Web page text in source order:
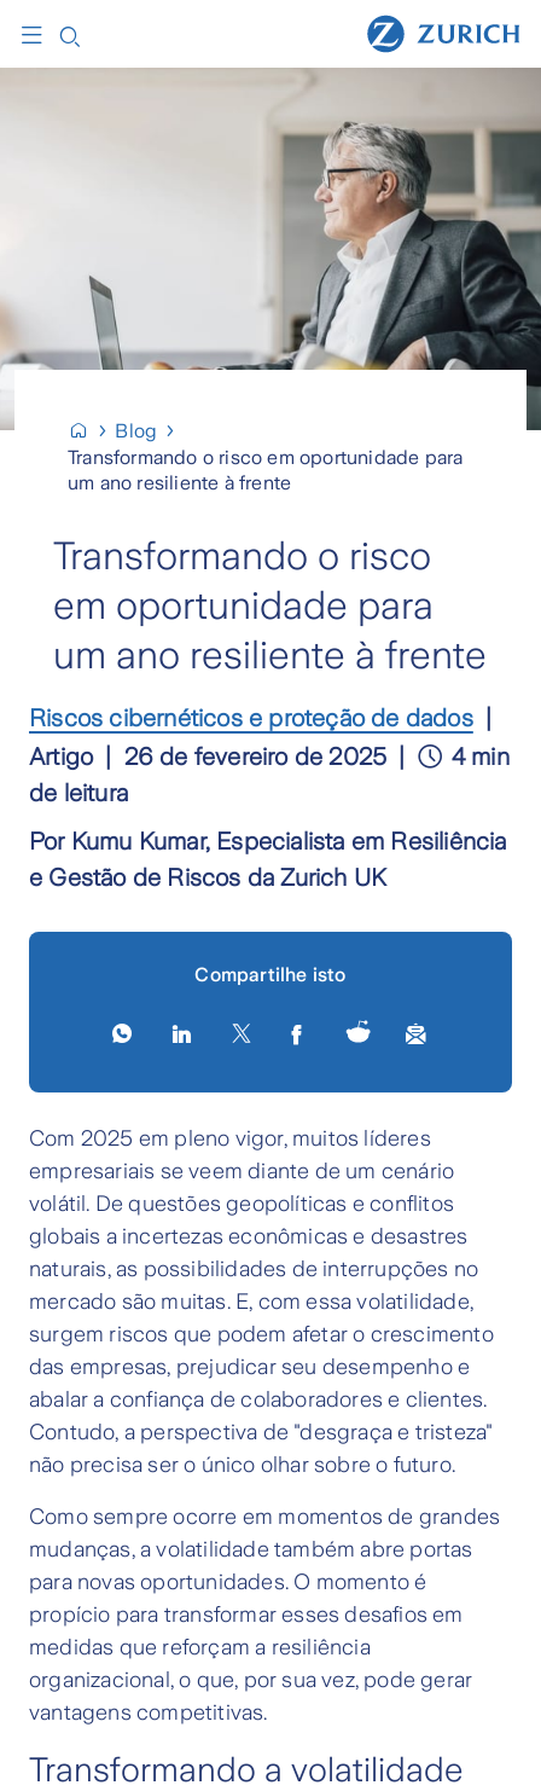
Blog
Transformando o risco em oportunidade para
um ano resiliente à frente
Transformando o risco
em oportunidade para
um ano resiliente à frente
Riscos cibernéticos e proteção de dados
Artigo
26 de fevereiro de 2025
4 min
de leitura
Por Kumu Kumar, Especialista em Resiliência
e Gestão de Riscos da Zurich UK
Compartilhe isto
Com 2025 em pleno vigor, muitos líderes
empresariais se veem diante de um cenário
volátil. De questões geopolíticas e conflitos
globais a incertezas econômicas e desastres
naturais, as possibilidades de interrupções no
mercado são muitas. E, com essa volatilidade,
surgem riscos que podem afetar o crescimento
das empresas, prejudicar seu desempenho e
abalar a confiança de colaboradores e clientes.
Contudo, a perspectiva de "desgraça e tristeza"
não precisa ser o único olhar sobre o futuro.
Como sempre ocorre em momentos de grandes
mudanças, a volatilidade também abre portas
para novas oportunidades. O momento é
propício para transformar esses desafios em
medidas que reforçam a resiliência
organizacional, o que, por sua vez, pode gerar
vantagens competitivas.
Transformando a volatilidade